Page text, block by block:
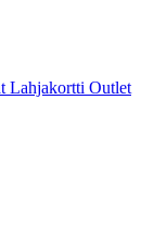
Lahjakortti Outlet